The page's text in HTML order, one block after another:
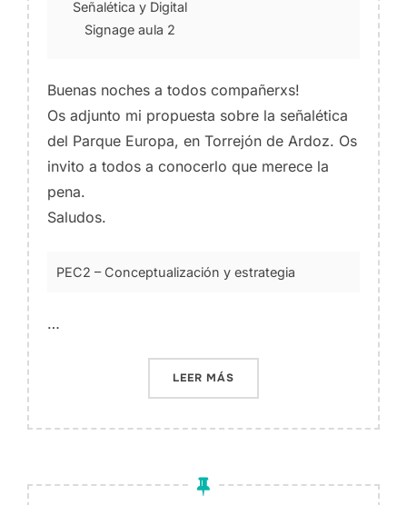
Señalética y Digital
Signage aula 2
Buenas noches a todos compañerxs!
Os adjunto mi propuesta sobre la señalética
del Parque Europa, en Torrejón de Ardoz. Os
invito a todos a conocerlo que merece la
pena.
Saludos.
PEC2 – Conceptualización y estrategia
…
LEER MÁS «PEC2 –